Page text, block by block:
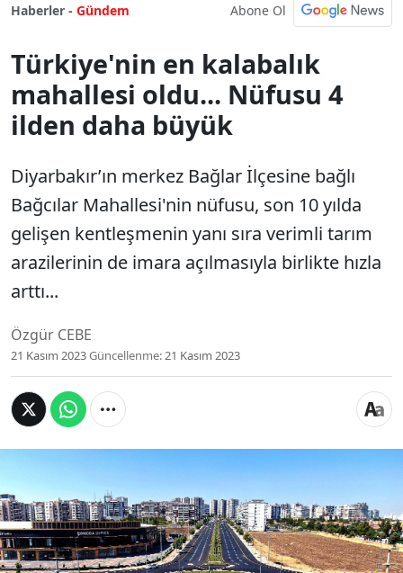
Haberler - Gündem Abone Ol
Türkiye'nin en kalabalık
mahallesi oldu... Nüfusu 4
ilden daha büyük
Diyarbakır’ın merkez Bağlar İlçesine bağlı
Bağcılar Mahallesi'nin nüfusu, son 10 yılda
gelişen kentleşmenin yanı sıra verimli tarım
arazilerinin de imara açılmasıyla birlikte hızla
arttı...
Özgür CEBE
21 Kasım 2023Güncellenme:21 Kasım 2023
Diyarbakır’ın merkez Bağlar İlçesine bağlı
Bağcılar Mahallesi'nin nüfusu, son 10 yılda
gelişen kentleşmenin yanı sıra verimli tarım